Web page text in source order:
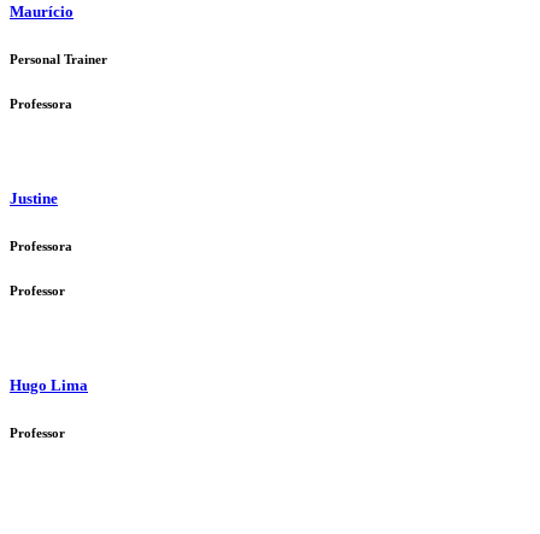
Maurício
Personal Trainer
Professora
Justine
Professora
Professor
Hugo Lima
Professor